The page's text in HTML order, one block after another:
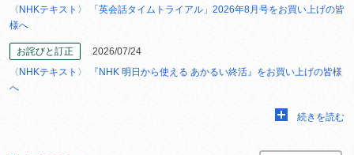
〈NHKテキスト〉 「英会話タイムトライアル」2026年8月号をお買い上げの皆
様へ
お詫びと訂正
2026/07/24
〈NHKテキスト〉 『NHK 明日から使える あかるい終活』をお買い上げの皆様
へ
続きを読む